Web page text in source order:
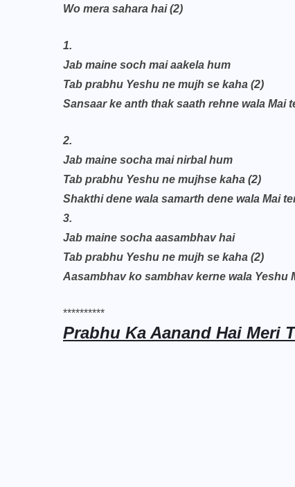
Wo mera sahara hai (2)
1.
Jab maine soch mai aakela hum
Tab prabhu Yeshu ne mujh se kaha (2)
Sansaar ke anth thak saath rehne wala Mai
2.
Jab maine socha mai nirbal hum
Tab prabhu Yeshu ne mujhse kaha (2)
Shakthi dene wala samarth dene wala Mai
3.
Jab maine socha aasambhav hai
Tab prabhu Yeshu ne mujh se kaha (2)
Aasambhav ko sambhav kerne wala Yeshu
**********
Prabhu Ka Aanand Hai Meri